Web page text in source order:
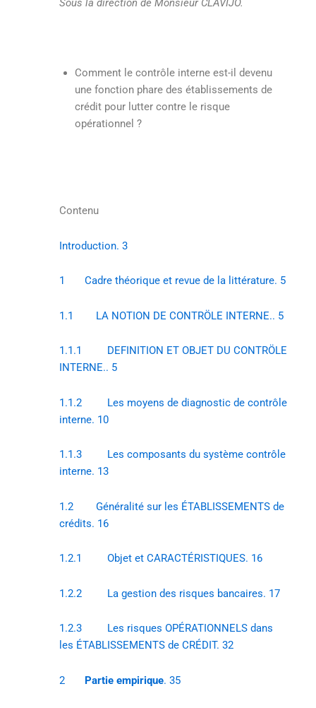
Sous la direction de Monsieur CLAVIJO.
Comment le contrôle interne est-il devenu
une fonction phare des établissements de
crédit pour lutter contre le risque
opérationnel ?
Contenu
Introduction. 3
1 Cadre théorique et revue de la littérature. 5
1.1 LA NOTION DE CONTRÖLE INTERNE.. 5
1.1.1 DEFINITION ET OBJET DU CONTRÖLE
INTERNE.. 5
1.1.2 Les moyens de diagnostic de contrôle
interne. 10
1.1.3 Les composants du système contrôle
interne. 13
1.2 Généralité sur les ÉTABLISSEMENTS de
crédits. 16
1.2.1 Objet et CARACTÉRISTIQUES. 16
1.2.2 La gestion des risques bancaires. 17
1.2.3 Les risques OPÉRATIONNELS dans
les ÉTABLISSEMENTS de CRÉDIT. 32
2 Partie empirique. 35